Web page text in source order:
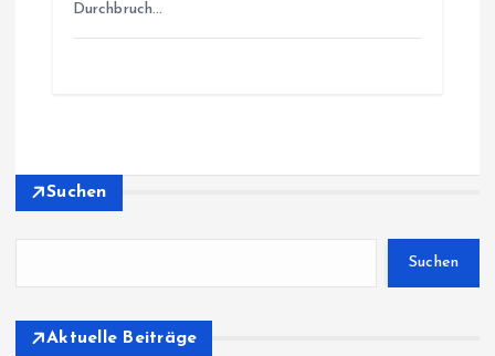
Durchbruch…
Suchen
Suchen
Aktuelle Beiträge